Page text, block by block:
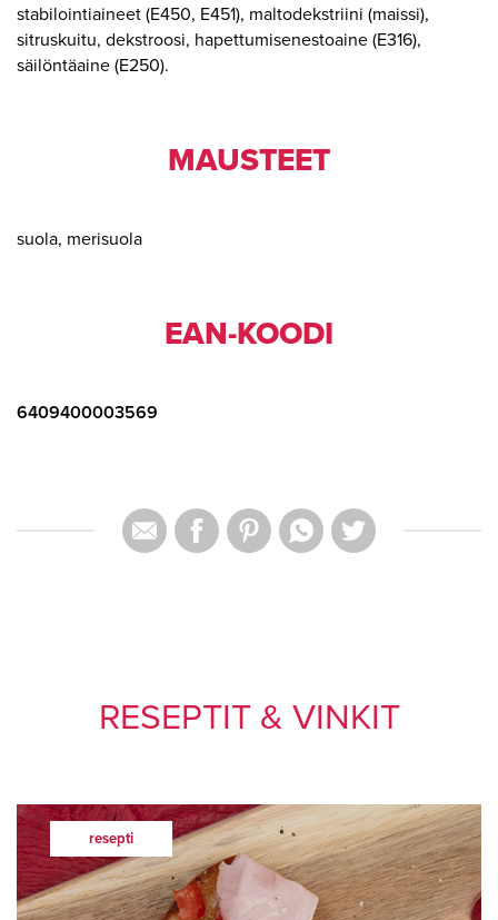
stabilointiaineet (E450, E451), maltodekstriini (maissi),
sitruskuitu, dekstroosi, hapettumisenestoaine (E316),
säilöntäaine (E250).
MAUSTEET
suola, merisuola
EAN-KOODI
6409400003569
RESEPTIT & VINKIT
resepti